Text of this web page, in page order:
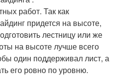
работ. Так как
придется на высоте,
лестницу или же
на высоте лучше всего
один поддерживал лист, а
его ровно по уровню.